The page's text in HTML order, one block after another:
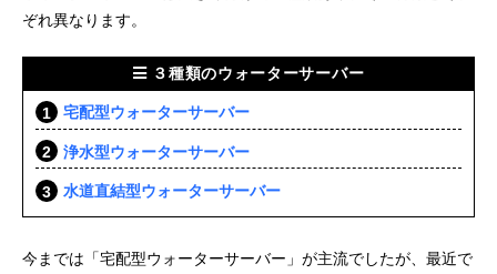
ぞれ異なります。
３種類のウォーターサーバー
宅配型ウォーターサーバー
浄水型ウォーターサーバー
水道直結型ウォーターサーバー
今までは「宅配型ウォーターサーバー」が主流でしたが、最近で